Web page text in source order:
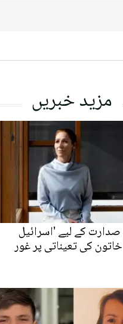
مزید خبریں
صدارت کے لیے 'اسرائیل
کی تعیناتی پر غور